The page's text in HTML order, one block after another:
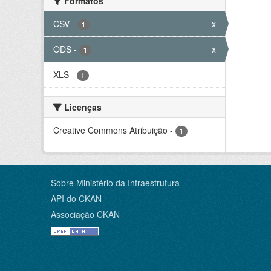
CSV - 1 x
ODS - 1 x
XLS - 1
Licenças
Creative Commons Atribuição - 1
Sobre Ministério da Infraestrutura
API do CKAN
Associação CKAN